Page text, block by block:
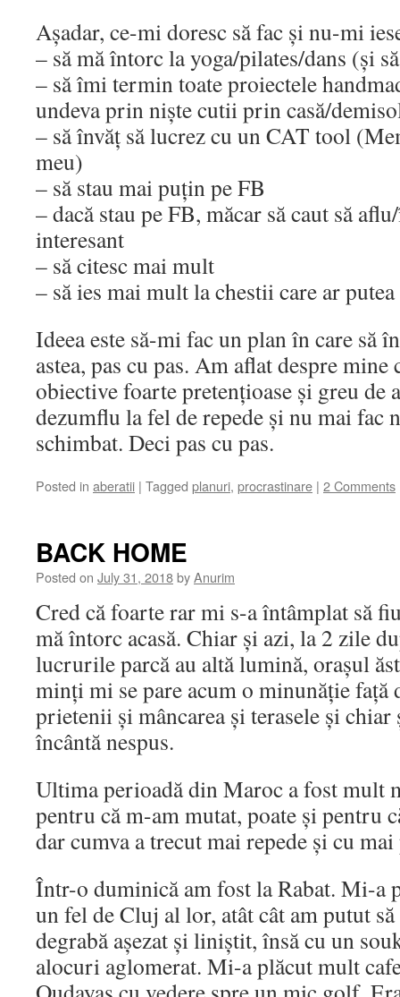
Așadar, ce-mi doresc să fac și nu-mi
– să mă întorc la yoga/pilates/dans (și
– să îmi termin toate proiectele
undeva prin niște cutii prin casă/
– să învăț să lucrez cu un CAT tool
meu)
– să stau mai puțin pe FB
– dacă stau pe FB, măcar să caut să
interesant
– să citesc mai mult
– să ies mai mult la chestii care ar
Ideea este să-mi fac un plan în care să
astea, pas cu pas. Am aflat despre
obiective foarte pretențioase și greu de
dezumflu la fel de repede și nu mai fac
schimbat. Deci pas cu pas.
Posted in aberatii | Tagged planuri, procrastinare | 2 Comments
BACK HOME
Posted on July 31, 2018byAnurim
Cred că foarte rar mi s-a întâmplat să
mă întorc acasă. Chiar și azi, la 2 zile
lucrurile parcă au altă lumină, orașul
minți mi se pare acum o minunăție față
prietenii și mâncarea și terasele și
încântă nespus.
Ultima perioadă din Maroc a fost mult
pentru că m-am mutat, poate și pentru
dar cumva a trecut mai repede și cu
Într-o duminică am fost la Rabat. Mi-a
un fel de Cluj al lor, atât cât am putut
degrabă așezat și liniștit, însă cu un
alocuri aglomerat. Mi-a plăcut mult